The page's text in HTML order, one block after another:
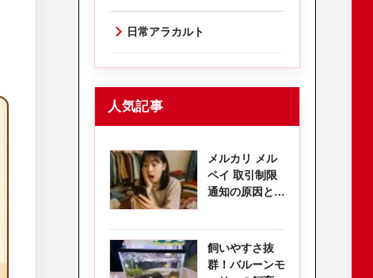
日常アラカルト
人気記事
メルカリ メル
ペイ 取引制限
通知の原因と解
飼いやすさ抜
群！バルーンモ